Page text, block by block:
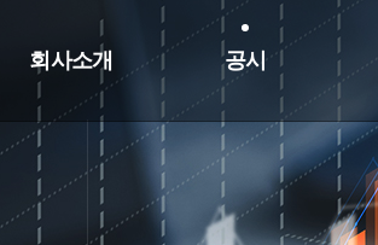
회사소개 공시